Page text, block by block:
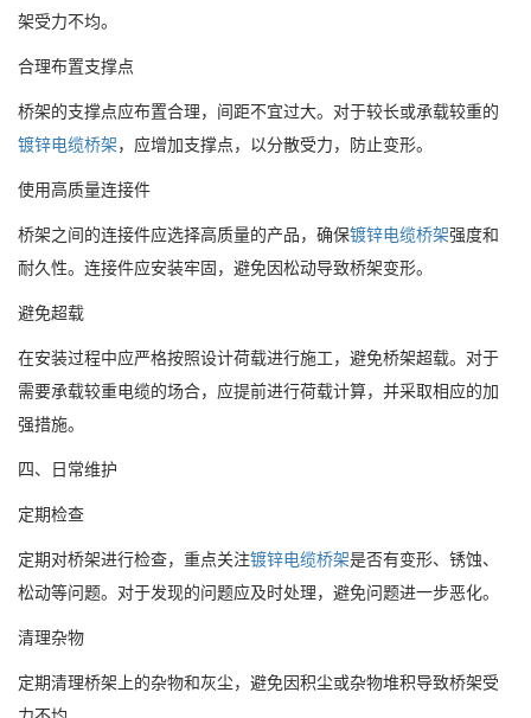
架受力不均。
合理布置支撑点
桥架的支撑点应布置合理，间距不宜过大。对于较长或承载较重的
镀锌电缆桥架，应增加支撑点，以分散受力，防止变形。
使用高质量连接件
桥架之间的连接件应选择高质量的产品，确保镀锌电缆桥架强度和
耐久性。连接件应安装牢固，避免因松动导致桥架变形。
避免超载
在安装过程中应严格按照设计荷载进行施工，避免桥架超载。对于
需要承载较重电缆的场合，应提前进行荷载计算，并采取相应的加
强措施。
四、日常维护
定期检查
定期对桥架进行检查，重点关注镀锌电缆桥架是否有变形、锈蚀、
松动等问题。对于发现的问题应及时处理，避免问题进一步恶化。
清理杂物
定期清理桥架上的杂物和灰尘，避免因积尘或杂物堆积导致桥架受